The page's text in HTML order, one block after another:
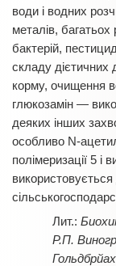
води і водних
металів, багатьох
бактерій,
складу дієтичних
корму, очищення
глюкозамін —
деяких інших
особливо N-
полімеризації 5 і
Р.П.